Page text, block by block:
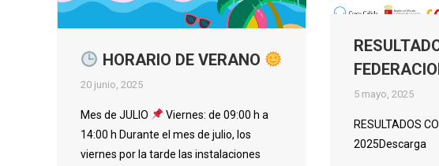
HORARIO DE VERANO
20 junio, 2025
Mes de JULIO
Viernes: de 09:00 h a
14:00 h Durante el mes de julio, los
viernes por la tarde las instalaciones
5 mayo, 2025
RESULTADOS
2025Descarga